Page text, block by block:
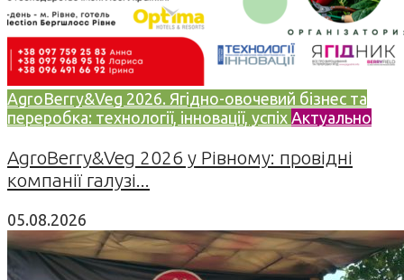
AgroBerry&Veg 2026. Ягідно-овочевий бізнес та
переробка: технології, інновації, успіх Актуально
AgroBerry&Veg 2026 у Рівному: провідні
компанії галузі...
05.08.2026